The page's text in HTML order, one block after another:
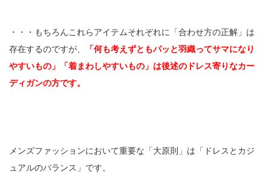
・・・もちろんこれらアイテムそれぞれに「合わせ方の正解」は
存在するのですが、
「何も考えずともパッと羽織ってサマになり
やすいもの」「着まわしやすいもの」は後述のドレス寄りなカー
ディガンの方です。
メンズファッションにおいて重要な「大原則」は「ドレスとカジ
ュアルのバランス」です。